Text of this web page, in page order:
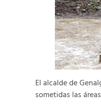
El alcalde de
sometidas las